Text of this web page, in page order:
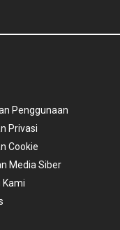
Penggunaan
Privasi
Cookie
Media Siber
Kami